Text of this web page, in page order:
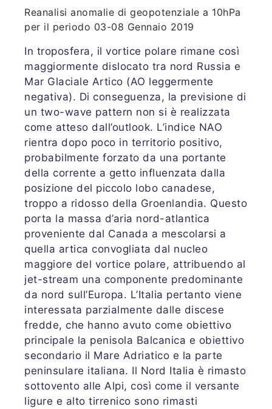
Reanalisi anomalie di geopotenziale a 10hPa
per il periodo 03-08 Gennaio 2019
In troposfera, il vortice polare rimane così
maggiormente dislocato tra nord Russia e
Mar Glaciale Artico (AO leggermente
negativa). Di conseguenza, la previsione di
un two-wave pattern non si è realizzata
come atteso dall’outlook. L’indice NAO
rientra dopo poco in territorio positivo,
probabilmente forzato da una portante
della corrente a getto influenzata dalla
posizione del piccolo lobo canadese,
troppo a ridosso della Groenlandia. Questo
porta la massa d’aria nord-atlantica
proveniente dal Canada a mescolarsi a
quella artica convogliata dal nucleo
maggiore del vortice polare, attribuendo al
jet-stream una componente predominante
da nord sull’Europa. L’Italia pertanto viene
interessata parzialmente dalle discese
fredde, che hanno avuto come obiettivo
principale la penisola Balcanica e obiettivo
secondario il Mare Adriatico e la parte
peninsulare italiana. Il Nord Italia è rimasto
sottovento alle Alpi, così come il versante
ligure e alto tirrenico sono rimasti